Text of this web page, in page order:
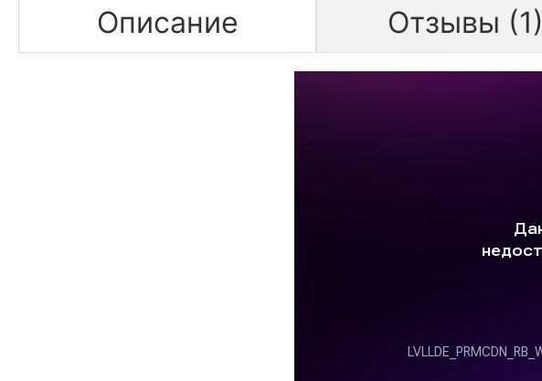
Описание Отзывы (1)